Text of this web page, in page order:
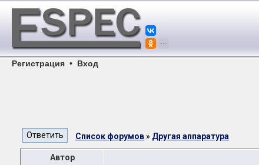
Регистрация • Вход
Список форумов » Другая аппаратура
Автор